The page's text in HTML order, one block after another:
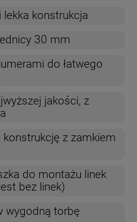
konstrukcja
30 mm
do łatwego
jakości, z
konstrukcję z zamkiem
do montażu linek
bez linek)
wygodną torbę